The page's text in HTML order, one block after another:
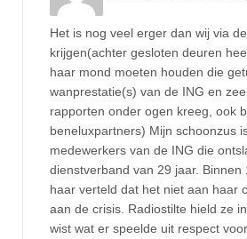
Het is nog veel erger dan wij via
krijgen(achter gesloten deuren
haar mond moeten houden die
wanprestatie(s) van de ING en
rapporten onder ogen kreeg, ook
beneluxpartners) Mijn schoonzus
medewerkers van de ING die
dienstverband van 29 jaar. Binnen
haar verteld dat het niet aan haar
aan de crisis. Radiostilte hield ze
wist wat er speelde uit respect